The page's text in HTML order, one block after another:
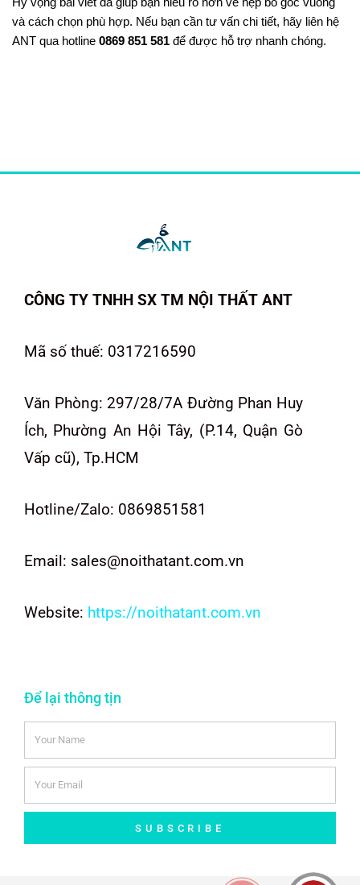
và cách chọn phù hợp. Nếu bạn cần tư vấn chi tiết, hãy liên hệ
ANT qua hotline 0869 851 581 để được hỗ trợ nhanh chóng.
CÔNG TY TNHH SX TM NỘI THẤT ANT
Mã số thuế: 0317216590
Văn Phòng: 297/28/7A Đường Phan Huy
Ích, Phường An Hội Tây, (P.14, Quận Gò
Vấp cũ), Tp.HCM
Hotline/Zalo: 0869851581
Email: sales@noithatant.com.vn
Website: https://noithatant.com.vn
Để lại thông tịn
SUBSCRIBE